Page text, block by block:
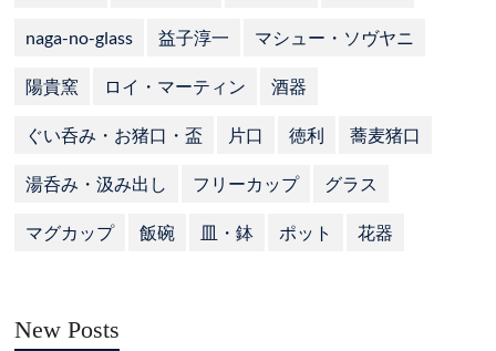
naga-no-glass 益子淳一 マシュー・ソヴヤニ
陽貴窯 ロイ・マーティン 酒器
ぐい呑み・お猪口・盃 片口 徳利 蕎麦猪口
湯呑み・汲み出し フリーカップ グラス
マグカップ 飯碗 皿・鉢 ポット 花器
New Posts